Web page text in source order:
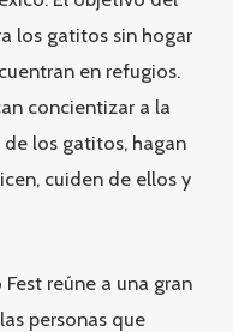
los gatitos sin hogar
en refugios.
concientizar a la
los gatitos, hagan
cuiden de ellos y
reúne a una gran
personas que